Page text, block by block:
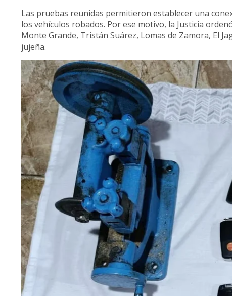
Las pruebas reunidas permitieron establecer una
los vehículos robados. Por ese motivo, la Justicia
Monte Grande, Tristán Suárez, Lomas de Zamora, El
jujeña.